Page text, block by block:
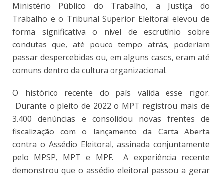
Ministério Público do Trabalho, a Justiça do
Trabalho e o Tribunal Superior Eleitoral elevou de
forma significativa o nível de escrutínio sobre
condutas que, até pouco tempo atrás, poderiam
passar despercebidas ou, em alguns casos, eram até
comuns dentro da cultura organizacional.
O histórico recente do país valida esse rigor.
Durante o pleito de 2022 o MPT registrou mais de
3.400 denúncias e consolidou novas frentes de
fiscalização com o lançamento da Carta Aberta
contra o Assédio Eleitoral, assinada conjuntamente
pelo MPSP, MPT e MPF. A experiência recente
demonstrou que o assédio eleitoral passou a gerar